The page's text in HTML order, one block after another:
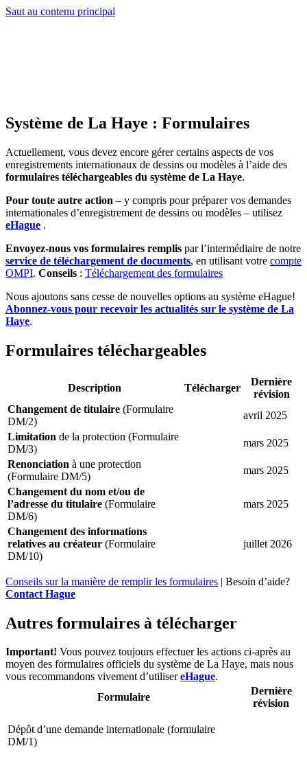
Saut au contenu principal
Système de La Haye : Formulaires
Actuellement, vous devez encore gérer certains aspects de vos
enregistrements internationaux de dessins ou modèles à l’aide des
formulaires téléchargeables du système de La Haye.
Pour toute autre action – y compris pour préparer vos demandes
internationales d’enregistrement de dessins ou modèles – utilisez
eHague .
Envoyez-nous vos formulaires remplis par l’intermédiaire de notre
service de téléchargement de documents, en utilisant votre compte
OMPI. Conseils : Téléchargement des formulaires
Nous ajoutons sans cesse de nouvelles options au système eHague!
Abonnez-vous pour recevoir les actualités sur le système de La
Haye.
Formulaires téléchargeables
Description Télécharger
Dernière
révision
Changement de titulaire (Formulaire
DM/2)
avril 2025
Limitation de la protection (Formulaire
DM/3)
mars 2025
Renonciation à une protection
(Formulaire DM/5)
mars 2025
Changement du nom et/ou de
l’adresse du titulaire (Formulaire
DM/6)
mars 2025
Changement des informations
relatives au créateur (Formulaire
DM/10)
juillet 2026
Conseils sur la manière de remplir les formulaires | Besoin d’aide?
Contact Hague
Autres formulaires à télécharger
Important! Vous pouvez toujours effectuer les actions ci-après au
moyen des formulaires officiels du système de La Haye, mais nous
vous recommandons vivement d’utilisereHague.
Formulaire
Dernière
révision
Dépôt d’une demande internationale (formulaire
DM/1)